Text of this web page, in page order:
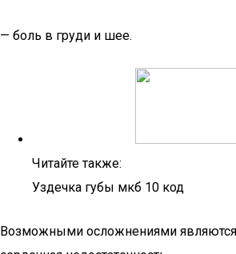
— боль в груди и шее.
Читайте также:
Уздечка губы мкб 10 код
Возможными осложнениями являются